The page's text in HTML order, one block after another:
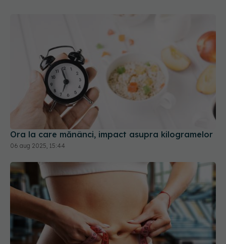
Ora la care mănânci, impact asupra kilogramelor
06 aug 2025, 15:44